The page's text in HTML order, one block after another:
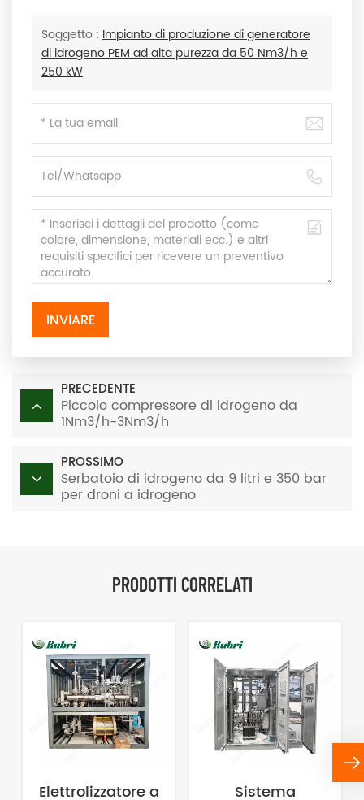
Soggetto : Impianto di produzione di generatore
di idrogeno PEM ad alta purezza da 50 Nm3/h e
250 kW
INVIARE
PRECEDENTE
Piccolo compressore di idrogeno da
1Nm3/h-3Nm3/h
PROSSIMO
Serbatoio di idrogeno da 9 litri e 350 bar
per droni a idrogeno
PRODOTTI CORRELATI
Elettrolizzatore a
Sistema